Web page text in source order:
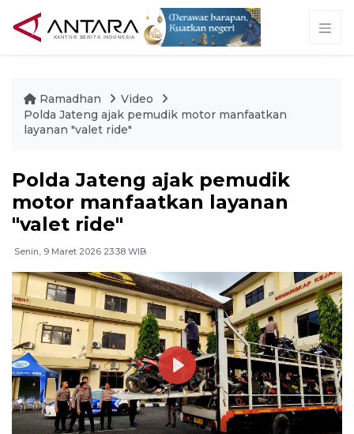
Ramadhan
Video
Polda Jateng ajak pemudik motor manfaatkan
layanan "valet ride"
Polda Jateng ajak pemudik
motor manfaatkan layanan
"valet ride"
Senin, 9 Maret 2026 23:38 WIB
Play